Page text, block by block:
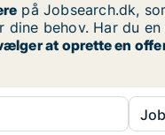
på Jobsearch.dk,
dine behov. Har du
at oprette en